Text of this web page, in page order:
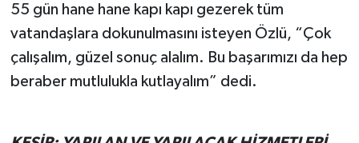
55 gün hane hane kapı kapı gezerek tüm
vatandaşlara dokunulmasını isteyen Özlü, “Çok
çalışalım, güzel sonuç alalım. Bu başarımızı da hep
beraber mutlulukla kutlayalım” dedi.